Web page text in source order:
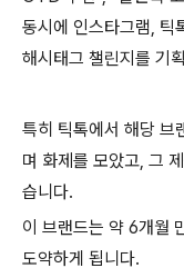
동시에 인스타그램, 틱
해시태그 챌린지를 기
특히 틱톡에서 해당 브
며 화제를 모았고, 그
습니다.
이 브랜드는 약 6개월
도약하게 됩니다.